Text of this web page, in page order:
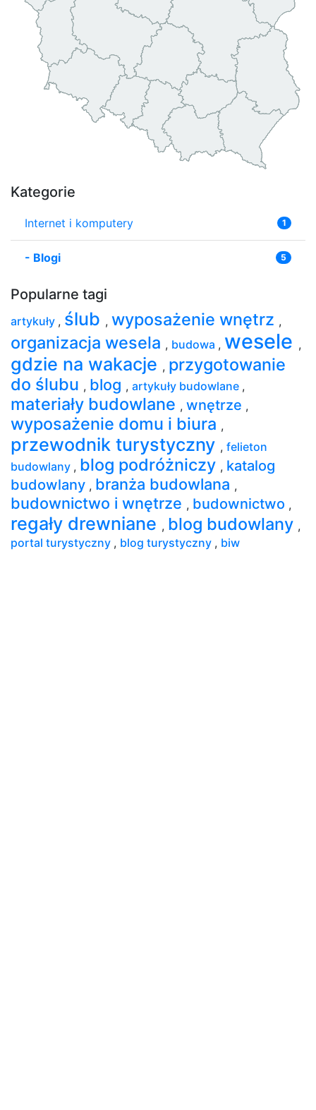
Kategorie
Internet i komputery 1
- Blogi 5
Popularne tagi
artykuły , ślub , wyposażenie wnętrz ,
organizacja wesela , budowa , wesele ,
gdzie na wakacje , przygotowanie
do ślubu , blog , artykuły budowlane ,
materiały budowlane , wnętrze ,
wyposażenie domu i biura ,
przewodnik turystyczny , felieton
budowlany , blog podróżniczy , katalog
budowlany , branża budowlana ,
budownictwo i wnętrze , budownictwo ,
regały drewniane , blog budowlany ,
portal turystyczny , blog turystyczny , biw